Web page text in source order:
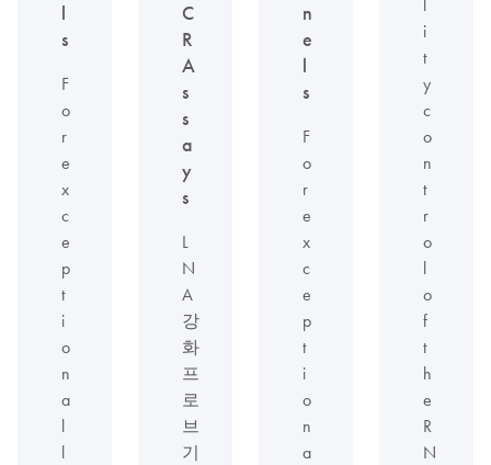
l
s
F
o
r
e
x
c
e
p
t
i
o
n
a
l
l
C
R
A
s
s
a
y
s
L
N
A
강
화
프
로
브
기
n
e
l
s
F
o
r
e
x
c
e
p
t
i
o
n
a
l
i
t
y
c
o
n
t
r
o
l
o
f
t
h
e
R
N